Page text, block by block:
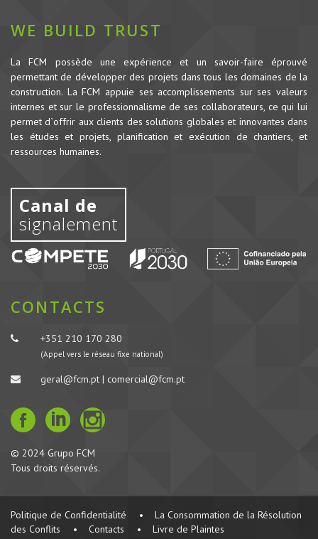
WE BUILD TRUST
La FCM possède une expérience et un savoir-faire éprouvé
permettant de développer des projets dans tous les domaines de la
construction. La FCM appuie ses accomplissements sur ses valeurs
internes et sur le professionnalisme de ses collaborateurs, ce qui lui
permet d`offrir aux clients des solutions globales et innovantes dans
les études et projets, planification et exécution de chantiers, et
ressources humaines.
Canal de
signalement
CONTACTS
+351 210 170 280
(Appel vers le réseau fixe national)
geral@fcm.pt | comercial@fcm.pt
© 2024 Grupo FCM
Tous droits réservés.
Politique de Confidentialité •
La Consommation de la Résolution
des Conflits
• Contacts • Livre de Plaintes